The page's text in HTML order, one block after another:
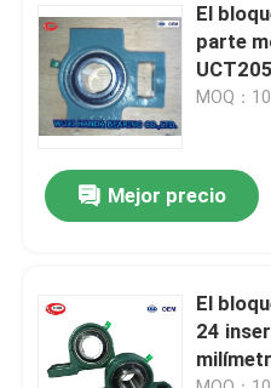
Éntrenos en contacto
Casos
Afile el rodamiento de
Rodamiento de rodillos
El
parte
soporte
MOQ：
Mejor precio
El
24